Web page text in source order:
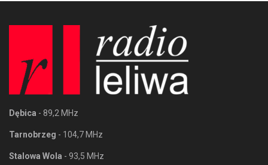
Dębica - 89,2 MHz
Tarnobrzeg - 104,7 MHz
Stalowa Wola - 93,5 MHz